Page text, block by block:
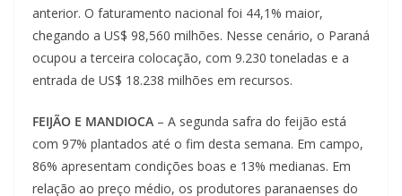
anterior. O faturamento nacional foi 44,1% maior,
chegando a US$ 98,560 milhões. Nesse cenário, o Paraná
ocupou a terceira colocação, com 9.230 toneladas e a
entrada de US$ 18.238 milhões em recursos.
FEIJÃO E MANDIOCA – A segunda safra do feijão está
com 97% plantados até o fim desta semana. Em campo,
86% apresentam condições boas e 13% medianas. Em
relação ao preço médio, os produtores paranaenses do